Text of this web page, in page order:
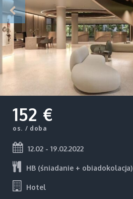
152 €
os. / doba
12.02 - 19.02.2022
HB (śniadanie + obiadokolacja)
Hotel